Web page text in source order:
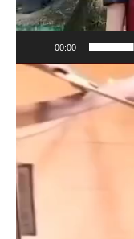
00:00
Pemutar